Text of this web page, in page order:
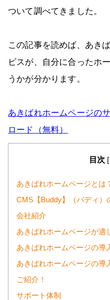
ついて調べてきました。
この記事を読めば、あき
ビスが、自分に合ったホ
うかが分かります。
あきばれホームページの
ロード（無料）
目次 [
あきばれホームページとは
CMS【Buddy】（バディ）
会社紹介
あきばれホームページが適
あきばれホームページの導
あきばれホームページの導
ご紹介！
サポート体制